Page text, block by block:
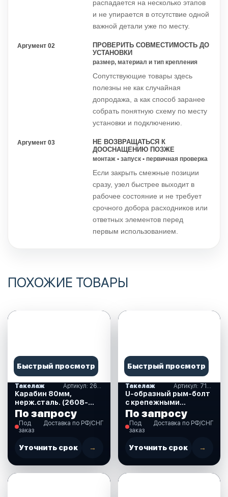
распадается на несколько этапов
и не упирается в отсутствие одной
важной детали уже по месту.
Аргумент 02
ПРОВЕРИТЬ СОВМЕСТИМОСТЬ ДО
УСТАНОВКИ
размер, материал и тип крепления
Сопутствующие товары здесь
полезны не как случайная
допродажа, а как способ заранее
собрать понятную схему по месту
установки и подключению.
Аргумент 03
НЕ ВОЗВРАЩАТЬСЯ К
ДООСНАЩЕНИЮ ПОЗЖЕ
монтаж • запуск • первичная проверка
Если закрыть смежные позиции
сразу, узел быстрее выходит в
рабочее состояние и не требует
срочного добора расходников или
ответных элементов перед
первым использованием.
ПОХОЖИЕ ТОВАРЫ
Быстрый просмотр
Такелаж Артикул: 2608-0108
Карабин 80мм,
нерж.сталь. (2608-
0108)
По запросу
Под
заказ
Доставка по РФ/СНГ
Уточнить срок →
Быстрый просмотр
Такелаж Артикул: 710173
U-образный рым-болт
с крепежными
пластинами,
нержавеющий,
60х150хМ12 мм.
По запросу
Под
заказ
Доставка по РФ/СНГ
Уточнить срок →